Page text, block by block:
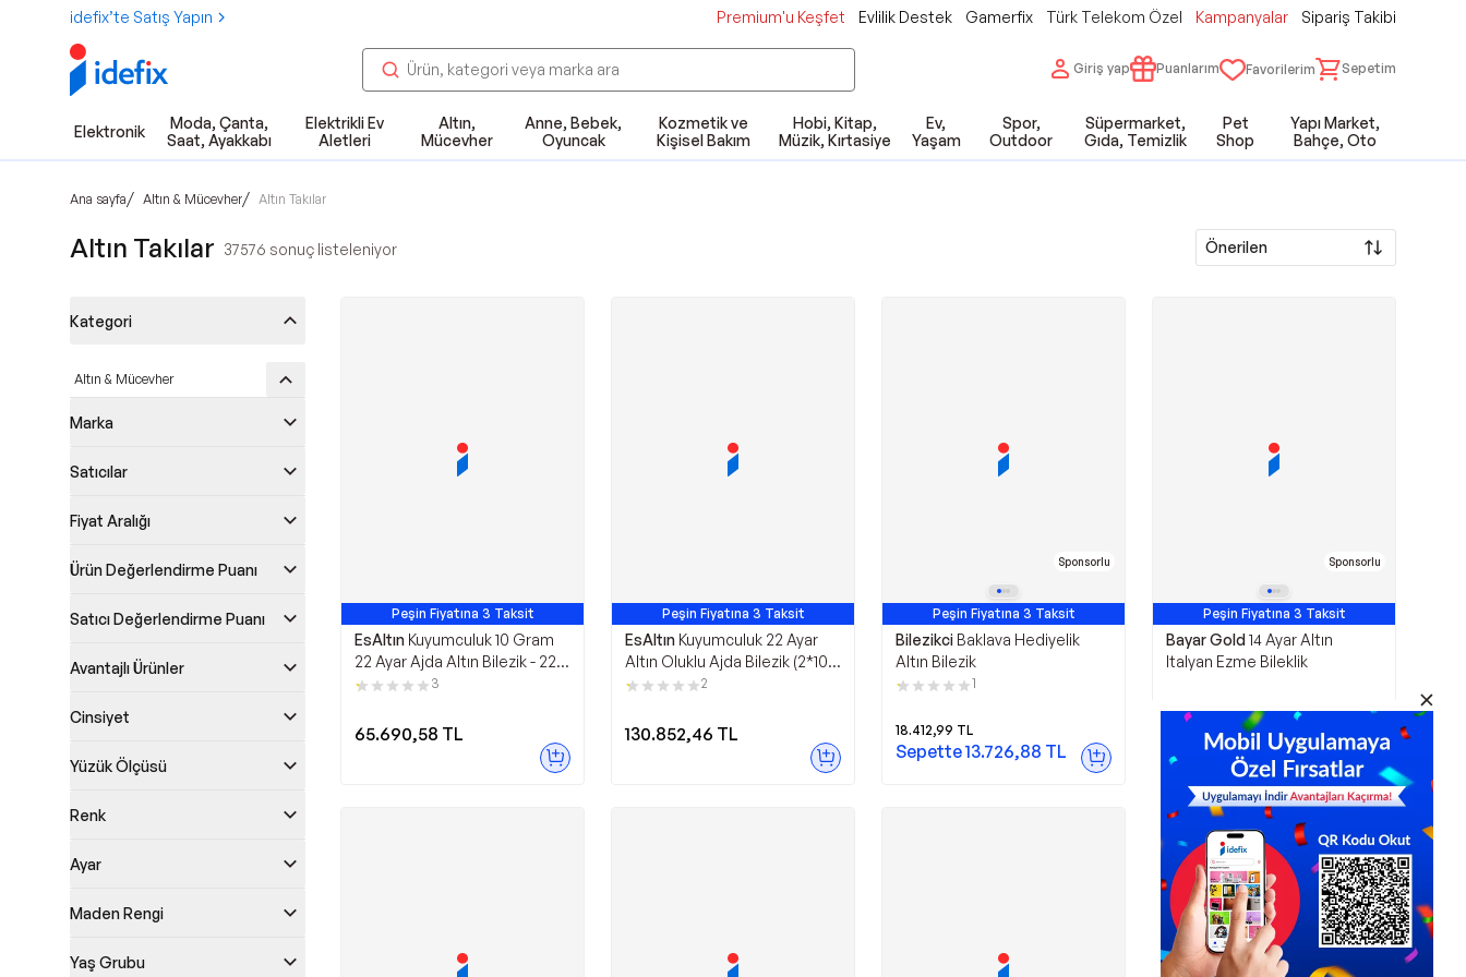
idefix’te Satış Yapın Premium'u Keşfet Evlilik Destek Gamerfix Türk Telekom Özel Kampanyalar Sipariş Takibi
Giriş yap Puanlarım Favorilerim Sepetim
Elektronik
Moda, Çanta,
Saat, Ayakkabı
Elektrikli Ev
Aletleri
Altın,
Mücevher
Anne, Bebek,
Oyuncak
Kozmetik ve
Kişisel Bakım
Hobi, Kitap,
Müzik, Kırtasiye
Ev,
Yaşam
Spor,
Outdoor
Süpermarket,
Gıda, Temizlik
Pet
Shop
Yapı Market,
Bahçe, Oto
Ana sayfa/ Altın & Mücevher/ Altın Takılar
Altın Takılar 37576 sonuç listeleniyor Önerilen
Kategori
Altın & Mücevher
Marka
Satıcılar
Fiyat Aralığı
Ürün Değerlendirme Puanı
Satıcı Değerlendirme Puanı
Avantajlı Ürünler
Cinsiyet
Yüzük Ölçüsü
Renk
Ayar
Maden Rengi
Yaş Grubu
Peşin Fiyatına 3 Taksit
EsAltın Kuyumculuk 10 Gram
22 Ayar Ajda Altın Bilezik - 22 /
Altın
3
65.690,58 TL
Peşin Fiyatına 3 Taksit
EsAltın Kuyumculuk 22 Ayar
Altın Oluklu Ajda Bilezik (2*10)
20 gr. - 22 / Altın
2
130.852,46 TL
Sponsorlu
Peşin Fiyatına 3 Taksit
Bilezikci Baklava Hediyelik
Altın Bilezik
1
18.412,99 TL
Sepette13.726,88 TL
Sponsorlu
Peşin Fiyatına 3 Taksit
Bayar Gold14 Ayar Altın
Italyan Ezme Bileklik
11.728,07TL
Sepette10.555,26TL